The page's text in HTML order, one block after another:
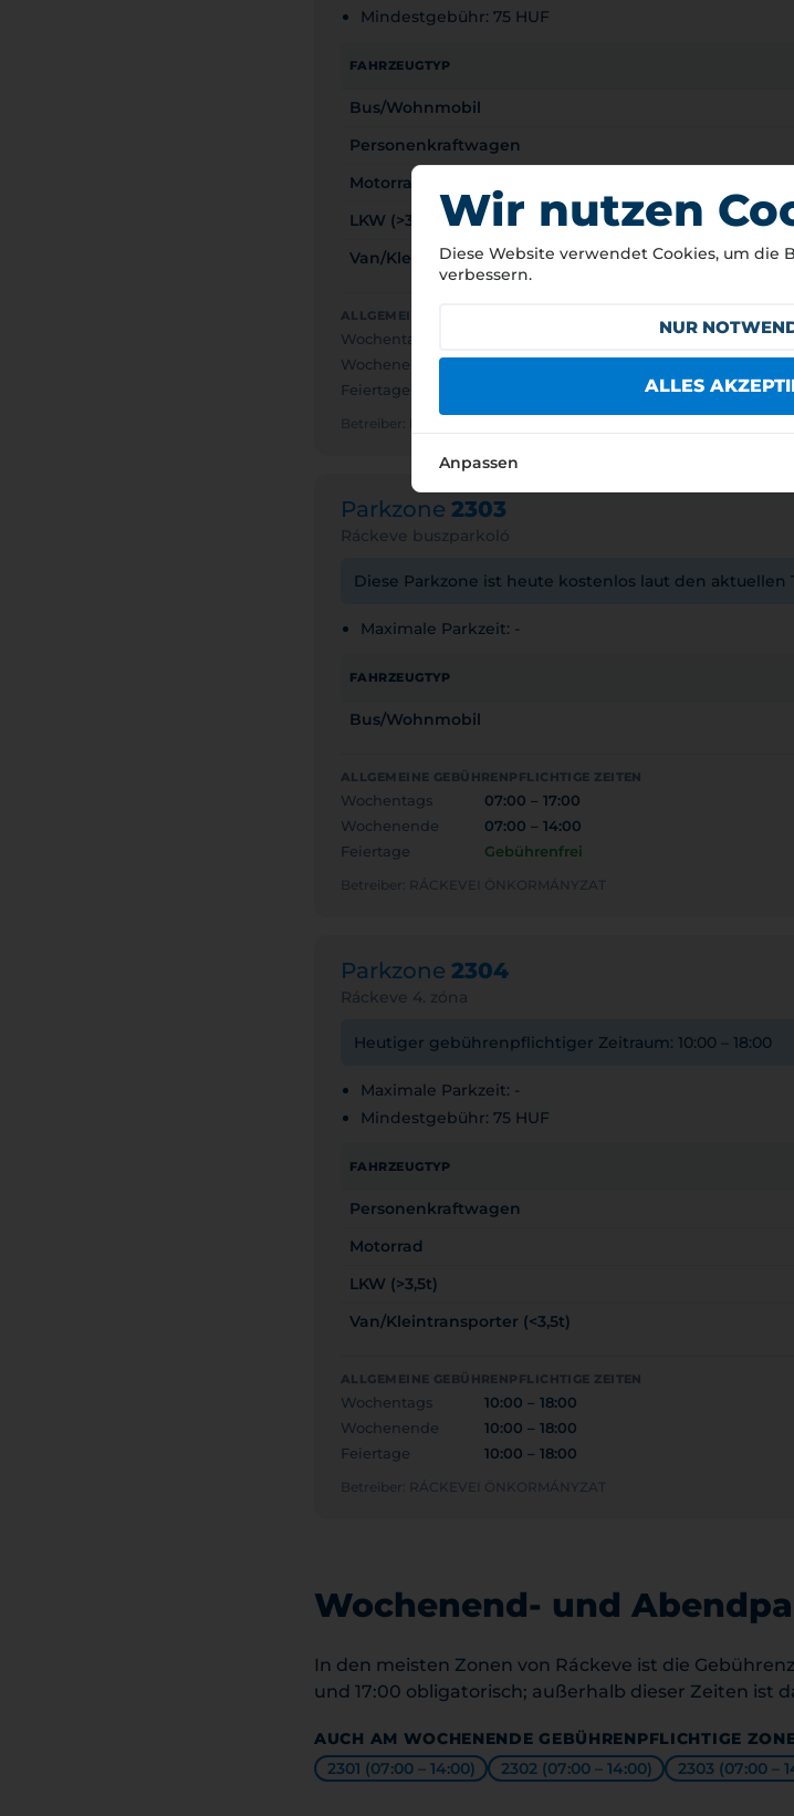
Mindestgebühr: 75 HUF
FAHRZEUGTYP
Bus/Wohnmobil
Personenkraftwagen
Motorrad
LKW (>3,5t)
Van/Kleintransporter (<3,5t)
ALLGEMEINE GEBÜHRENPFLICHTIGE ZEITEN
Wochentags
Wochenende
Feiertage
Betreiber: RÁCKEVEI ÖNKORMÁNYZAT
Parkzone 2303
Ráckeve buszparkoló
Diese Parkzone ist heute kostenlos laut den aktuellen
Maximale Parkzeit: -
FAHRZEUGTYP
Bus/Wohnmobil
ALLGEMEINE GEBÜHRENPFLICHTIGE ZEITEN
Wochentags
07:00 – 17:00
Wochenende
07:00 – 14:00
Feiertage
Gebührenfrei
Betreiber: RÁCKEVEI ÖNKORMÁNYZAT
Parkzone 2304
Ráckeve 4. zóna
Heutiger gebührenpflichtiger Zeitraum: 10:00 – 18:00
Maximale Parkzeit: -
Mindestgebühr: 75 HUF
FAHRZEUGTYP
Personenkraftwagen
Motorrad
LKW (>3,5t)
Van/Kleintransporter (<3,5t)
ALLGEMEINE GEBÜHRENPFLICHTIGE ZEITEN
Wochentags
10:00 – 18:00
Wochenende
10:00 – 18:00
Feiertage
10:00 – 18:00
Betreiber: RÁCKEVEI ÖNKORMÁNYZAT
Wochenend- und
In den meisten Zonen von Ráckeve ist die
und 17:00 obligatorisch; außerhalb dieser Zeiten ist
AUCH AM WOCHENENDE GEBÜHRENPFLICHTIGE
2301 (07:00 – 14:00)
2302 (07:00 – 14:00) 2303 (07:00 –
Wir nutzen
Diese Website verwendet Cookies, um die
verbessern.
NUR
ALLES
Anpassen